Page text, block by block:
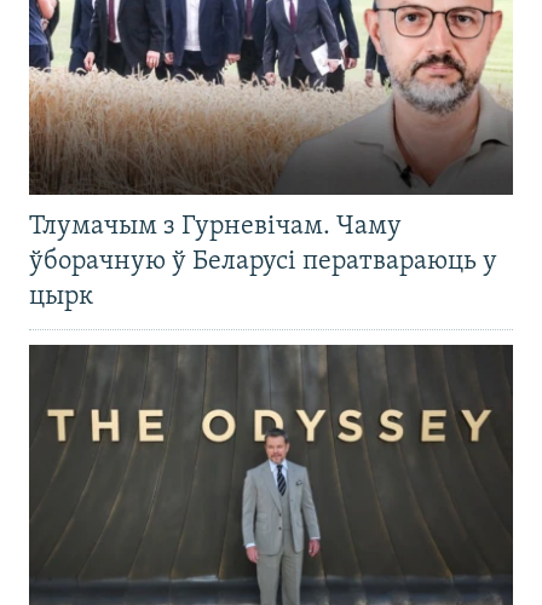
Тлумачым з Гурневічам. Чаму
ўборачную ў Беларусі ператвараюць у
цырк